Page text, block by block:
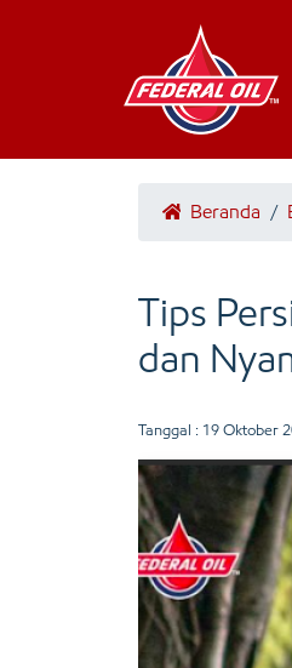
Beranda /
Tips
dan
Tanggal : 19 Oktober